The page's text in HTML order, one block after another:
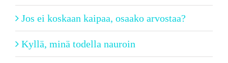
Jos ei koskaan kaipaa, osaako arvostaa?
Kyllä, minä todella nauroin